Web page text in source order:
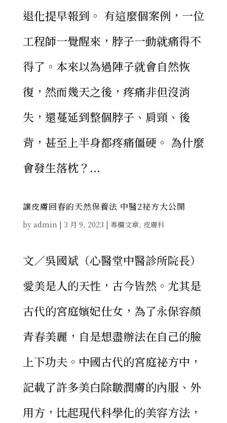
退化提早報到。 有這麼個案例，一位
工程師一覺醒來，脖子一動就痛得不
得了。本來以為過陣子就會自然恢
復，然而幾天之後，疼痛非但沒消
失，還蔓延到整個脖子、肩頸、後
背，甚至上半身都疼痛僵硬。 為什麼
會發生落枕？...
讓皮膚回春的天然保養法 中醫2祕方大公開
by admin | 3 月 9, 2023 | 專欄文章, 皮膚科
文／吳國斌（心醫堂中醫診所院長）
愛美是人的天性，古今皆然。尤其是
古代的宮庭嬪妃仕女，為了永保容顏
青春美麗，自是想盡辦法在自己的臉
上下功夫。中國古代的宮庭祕方中，
記載了許多美白除皺潤膚的內服、外
用方，比起現代科學化的美容方法，